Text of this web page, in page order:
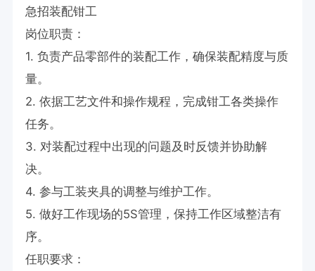
急招装配钳工
岗位职责：
1. 负责产品零部件的装配工作，确保装配精度与质
量。
2. 依据工艺文件和操作规程，完成钳工各类操作
任务。
3. 对装配过程中出现的问题及时反馈并协助解
决。
4. 参与工装夹具的调整与维护工作。
5. 做好工作现场的5S管理，保持工作区域整洁有
序。
任职要求：